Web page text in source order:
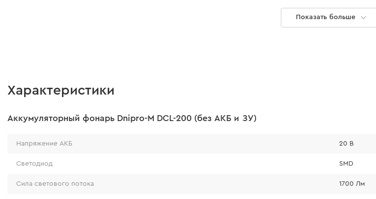
Показать больше
Характеристики
Аккумуляторный фонарь Dnipro-M DCL-200 (без АКБ и ЗУ)
Напряжение АКБ 20 В
Светодиод SMD
Сила светового потока 1700 Лм